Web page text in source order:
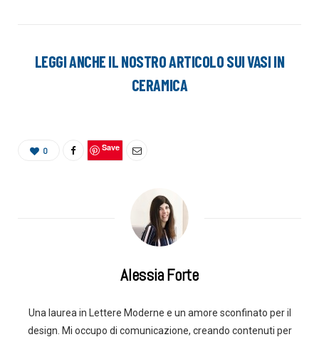
LEGGI ANCHE IL NOSTRO ARTICOLO SUI VASI IN
CERAMICA
0 Save
Alessia Forte
Una laurea in Lettere Moderne e un amore sconfinato per il
design. Mi occupo di comunicazione, creando contenuti per